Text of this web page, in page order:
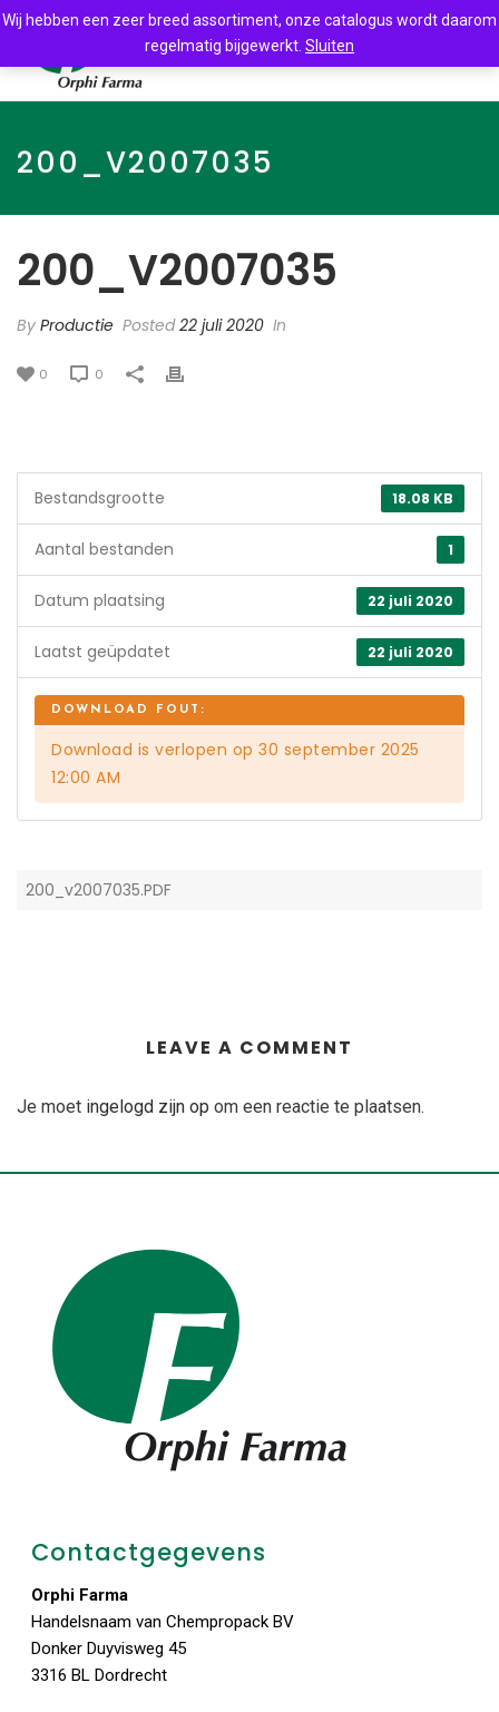
200_V2007035
200_V2007035
By Productie Posted22 juli 2020 In
0 0
18.08 KB
Bestandsgrootte
1
Aantal bestanden
22 juli 2020
Datum plaatsing
22 juli 2020
Laatst geüpdatet
Download is verlopen op 30 september 2025
12:00 AM
200_v2007035.PDF
LEAVE A COMMENT
Je moet ingelogd zijn op om een reactie te plaatsen.
Contactgegevens
Orphi Farma
Handelsnaam van Chempropack BV
Donker Duyvisweg 45
3316 BL Dordrecht
Wij hebben een zeer breed assortiment, onze catalogus wordt daarom
regelmatig bijgewerkt. Sluiten